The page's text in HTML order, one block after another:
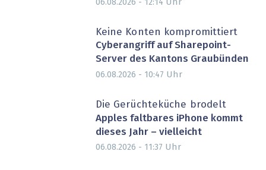
06.08.2026 - 12:14 Uhr
Keine Konten kompromittiert
Cyberangriff auf Sharepoint-
Server des Kantons Graubünden
06.08.2026 - 10:47 Uhr
Die Gerüchteküche brodelt
Apples faltbares iPhone kommt
dieses Jahr – vielleicht
06.08.2026 - 11:37 Uhr